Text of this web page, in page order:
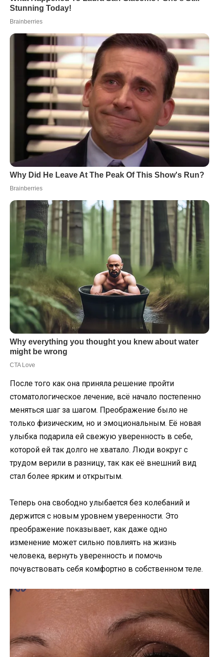
После того как она приняла решение пройти
стоматологическое лечение, всё начало постепенно
меняться шаг за шагом. Преображение было не
только физическим, но и эмоциональным. Её новая
улыбка подарила ей свежую уверенность в себе,
которой ей так долго не хватало. Люди вокруг с
трудом верили в разницу, так как её внешний вид
стал более ярким и открытым.
Теперь она свободно улыбается без колебаний и
держится с новым уровнем уверенности. Это
преображение показывает, как даже одно
изменение может сильно повлиять на жизнь
человека, вернуть уверенность и помочь
почувствовать себя комфортно в собственном теле.